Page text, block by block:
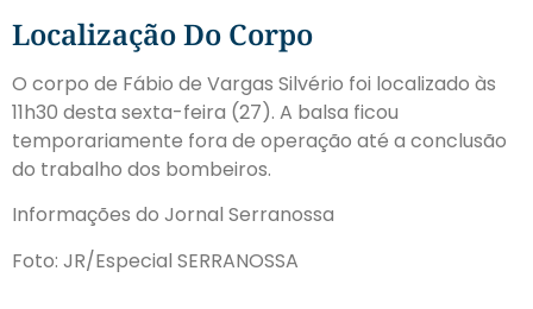
Localização Do Corpo
O corpo de Fábio de Vargas Silvério foi localizado às
11h30 desta sexta-feira (27). A balsa ficou
temporariamente fora de operação até a conclusão
do trabalho dos bombeiros.
Informações do Jornal Serranossa
Foto: JR/Especial SERRANOSSA